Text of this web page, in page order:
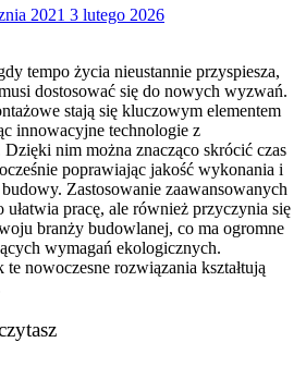
2021 3 lutego 2026
tempo życia nieustannie przyspiesza,
dostosować się do nowych wyzwań.
stają się kluczowym elementem
innowacyjne technologie z
nim można znacząco skrócić czas
poprawiając jakość wykonania i
Zastosowanie zaawansowanych
pracę, ale również przyczynia się
branży budowlanej, co ma ogromne
wymagań ekologicznych.
nowoczesne rozwiązania kształtują